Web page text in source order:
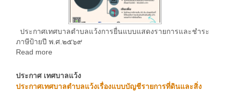
ประกาศเทศบาลตำบลแว้งการยื่นแบบแสดงรายการและชำระ
ภาษีป้ายปี พ.ศ.๒๕๖๙
Read more
ประกาศ เทศบาลแว้ง
ประกาศเทศบาลตำบลแว้งเรื่องแบบบัญชีรายการที่ดินและสิ่ง